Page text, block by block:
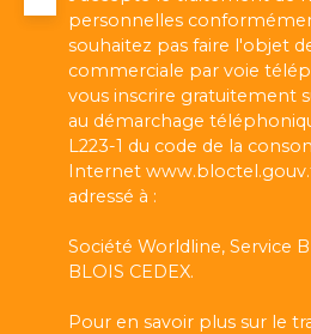
personnelles
souhaitez pas faire l'objet
commerciale par voie
vous inscrire gratuitement
au démarchage
L223-1 du code de la
Internet
adressé à :
Société Worldline, Service
BLOIS CEDEX.
Pour en savoir plus sur le